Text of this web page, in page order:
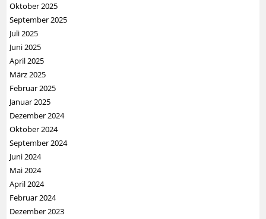
Oktober 2025
September 2025
Juli 2025
Juni 2025
April 2025
März 2025
Februar 2025
Januar 2025
Dezember 2024
Oktober 2024
September 2024
Juni 2024
Mai 2024
April 2024
Februar 2024
Dezember 2023